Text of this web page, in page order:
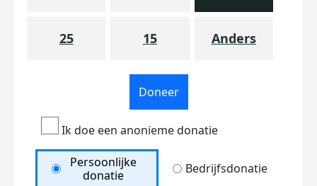
25 15 Anders
Doneer
Ik doe een anonieme donatie
Persoonlijke
donatie
Bedrijfsdonatie